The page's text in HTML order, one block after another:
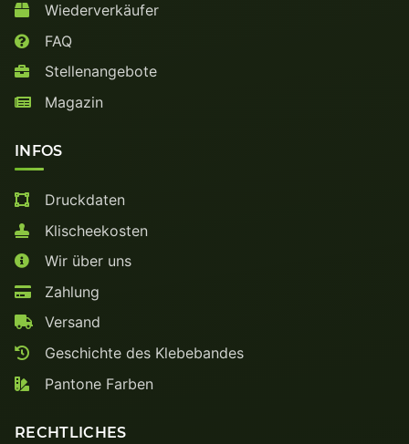
Wiederverkäufer
FAQ
Stellenangebote
Magazin
INFOS
Druckdaten
Klischeekosten
Wir über uns
Zahlung
Versand
Geschichte des Klebebandes
Pantone Farben
RECHTLICHES